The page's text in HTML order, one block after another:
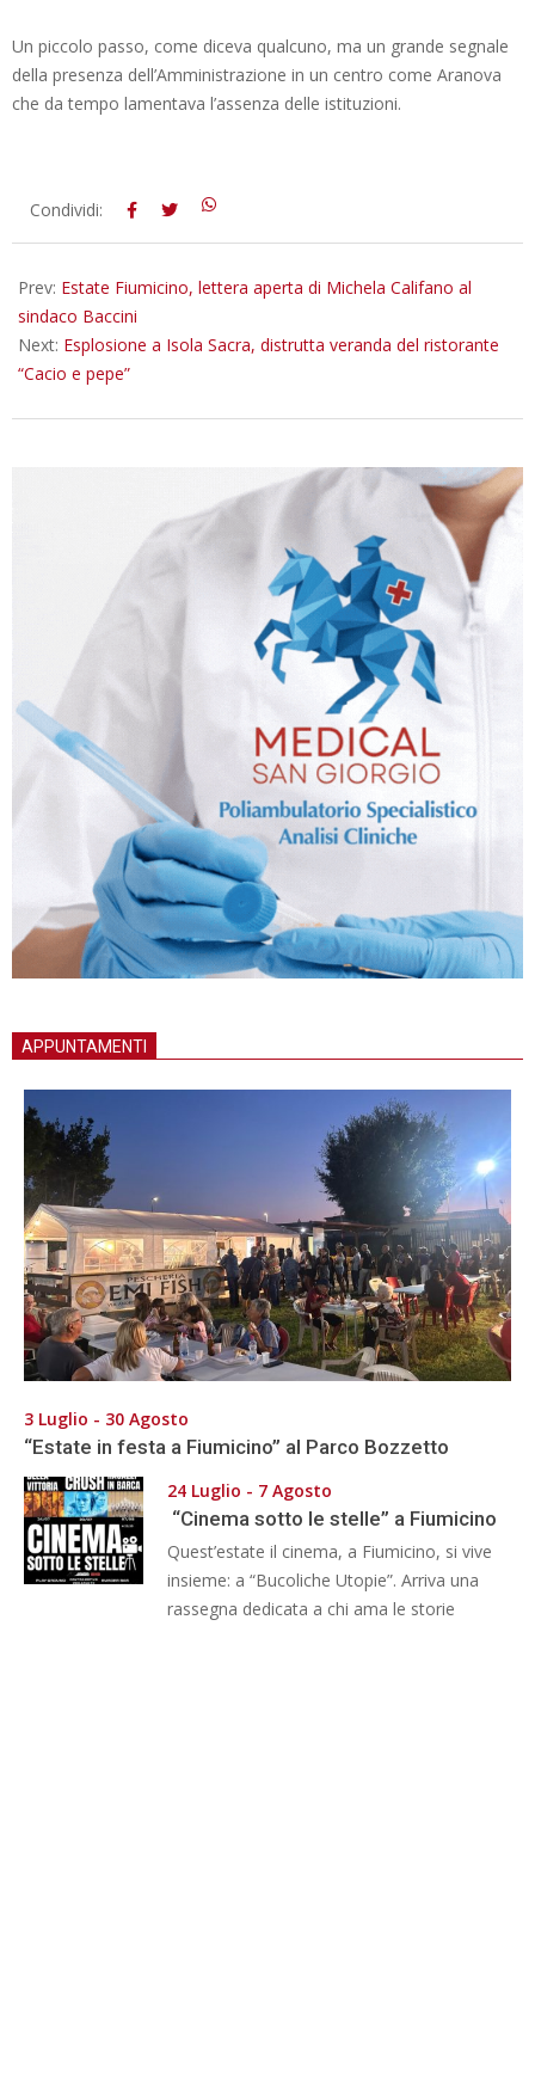
Un piccolo passo, come diceva qualcuno, ma un grande segnale
della presenza dell’Amministrazione in un centro come Aranova
che da tempo lamentava l’assenza delle istituzioni.
2023-
Condividi:
Prev: Estate Fiumicino, lettera aperta di Michela Califano al
sindaco Baccini
Next: Esplosione a Isola Sacra, distrutta veranda del ristorante
“Cacio e pepe”
APPUNTAMENTI
3 Luglio - 30 Agosto
“Estate in festa a Fiumicino” al Parco Bozzetto
24 Luglio - 7 Agosto
“Cinema sotto le stelle” a Fiumicino
Quest’estate il cinema, a Fiumicino, si vive
insieme: a “Bucoliche Utopie”. Arriva una
rassegna dedicata a chi ama le storie